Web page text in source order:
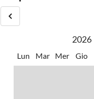
Osservare gli uccelli
• Vai in pedalò
2026
Lun Mar Mer Gio